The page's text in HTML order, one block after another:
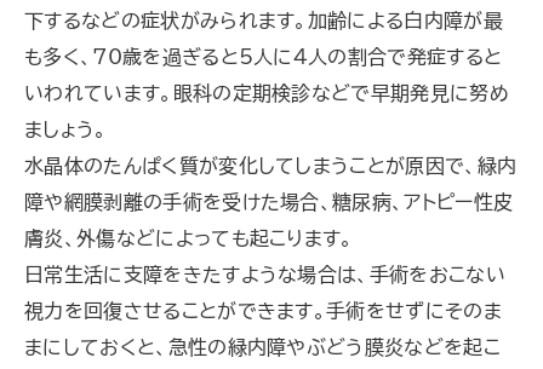
下するなどの症状がみられます。加齢による白内障が最
も多く、70歳を過ぎると5人に4人の割合で発症すると
いわれています。眼科の定期検診などで早期発見に努め
ましょう。
水晶体のたんぱく質が変化してしまうことが原因で、緑内
障や網膜剥離の手術を受けた場合、糖尿病、アトピー性皮
膚炎、外傷などによっても起こります。
日常生活に支障をきたすような場合は、手術をおこない
視力を回復させることができます。手術をせずにそのま
まにしておくと、急性の緑内障やぶどう膜炎などを起こ